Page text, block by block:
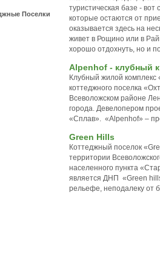
туристическая базе -
которые остаются от
оказывается здесь на
живет в Рощино или в
хорошо отдохнуть, но и
Alpenhof - клубный
Клубный жилой комплекс
коттеджного поселка
Всеволожском районе
города. Девелопером
«Сплав». «Alpenhof» –
Green Hills
Коттеджный поселок
территории
населенного пункта
является ДНП «Green
рельефе, неподалеку от
Поселки